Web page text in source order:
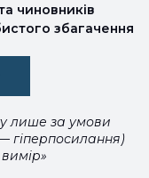
чиновників
збагачення
лише за умови
гіперпосилання)